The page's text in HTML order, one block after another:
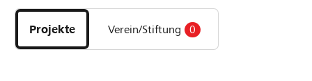
DE FR IT
Projekte
und
Organisationen
Projekte Verein/Stiftung 0